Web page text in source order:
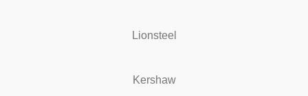
Lionsteel
Kershaw